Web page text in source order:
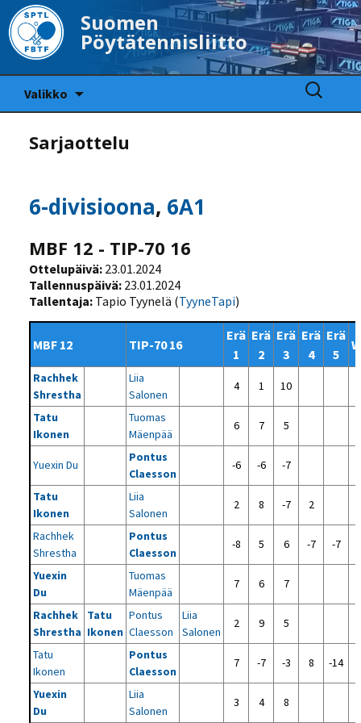
Suomen
Pöytätennisliitto
Valikko
Haku:
Sarjaottelu
6-divisioona, 6A1
MBF 12 - TIP-70 16
Ottelupäivä: 23.01.2024
Tallennuspäivä: 23.01.2024
Tallentaja: Tapio Tyynelä (TyyneTapi)
MBF 12 TIP-70 16
Erä
1
Erä
2
Erä
3
Erä
4
Erä
5
Rachhek
Shrestha
Liia
Salonen
4 1 10
Tatu
Ikonen
Tuomas
Mäenpää
6 7 5
Yuexin Du
Pontus
Claesson
-6 -6 -7
Tatu
Ikonen
Liia
Salonen
2 8 -7 2
Rachhek
Shrestha
Pontus
Claesson
-8 5 6 -7 -7
Yuexin
Du
Tuomas
Mäenpää
7 6 7
Rachhek
Shrestha
Tatu
Ikonen
Pontus
Claesson
Liia
Salonen
2 9 5
Tatu
Ikonen
Pontus
Claesson
7 -7 -3 8 -14
Yuexin
Du
Liia
Salonen
3 4 8